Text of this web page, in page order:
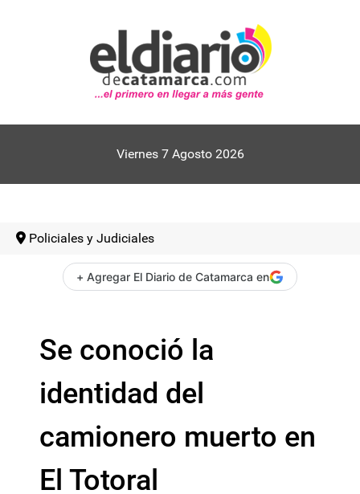
Viernes 7 Agosto 2026
Policiales y Judiciales
+ Agregar El Diario de Catamarca en
Se conoció la
identidad del
camionero muerto en
El Totoral